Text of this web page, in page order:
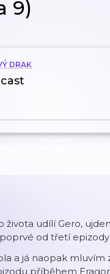
9)
DRAK
života udílí Gero,
od třetí
a já naopak mluvím
příběhem